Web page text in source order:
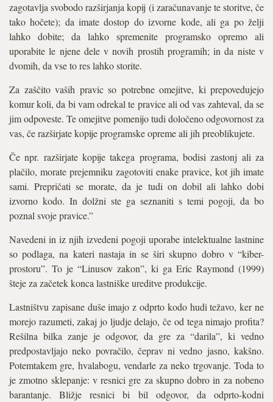
zagotavlja svobodo razširjanja kopij (i zaračunavanje te storitve, če
tako hočete); da imate dostop do izvorne kode, ali ga po želji
lahko dobite; da lahko spremenite programsko opremo ali
uporabite le njene dele v novih prostih programih; in da niste v
dvomih, da vse to res lahko storite.
Za zaščito vaših pravic so potrebne omejitve, ki prepovedujejo
komur koli, da bi vam odrekal te pravice ali od vas zahteval, da se
jim odpoveste. Te omejitve pomenijo tudi določeno odgovornost za
vas, če razširjate kopije programske opreme ali jih preoblikujete.
Če npr. razširjate kopije takega programa, bodisi zastonj ali za
plačilo, morate prejemniku zagotoviti enake pravice, kot jih imate
sami. Prepričati se morate, da je tudi on dobil ali lahko dobi
izvorno kodo. In dolžni ste ga seznaniti s temi pogoji, da bo
poznal svoje pravice.”
Navedeni in iz njih izvedeni pogoji uporabe intelektualne lastnine
so podlaga, na kateri nastaja in se širi skupno dobro v “kiber-
prostoru”. To je “Linusov zakon”, ki ga Eric Raymond (1999)
šteje za začetek konca lastniške ureditve produkcije.
Lastništvu zapisane duše imajo z odprto kodo hudi težavo, ker ne
morejo razumeti, zakaj jo ljudje delajo, če od tega nimajo profita?
Rešilna bilka zanje je odgovor, da gre za “darila”, ki vedno
predpostavljajo neko povračilo, čeprav ni vedno jasno, kakšno.
Potemtakem gre, hvalabogu, vendarle za neko trgovanje. Toda to
je zmotno sklepanje: v resnici gre za skupno dobro in za nobeno
barantanje. Bližje resnici bi bil odgovor, da odprto-kodni